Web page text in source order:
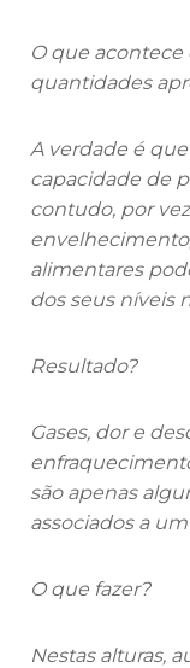
O que
quantidades
A verdade é
capacidade de
contudo, por
alimentares
dos seus níveis
Resultado?
Gases, dor e
são apenas
associados a
O que fazer?
Nestas alturas,